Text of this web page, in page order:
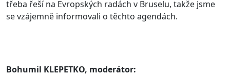
třeba řeší na Evropských radách v Bruselu, takže jsme
se vzájemně informovali o těchto agendách.
Bohumil KLEPETKO, moderátor: